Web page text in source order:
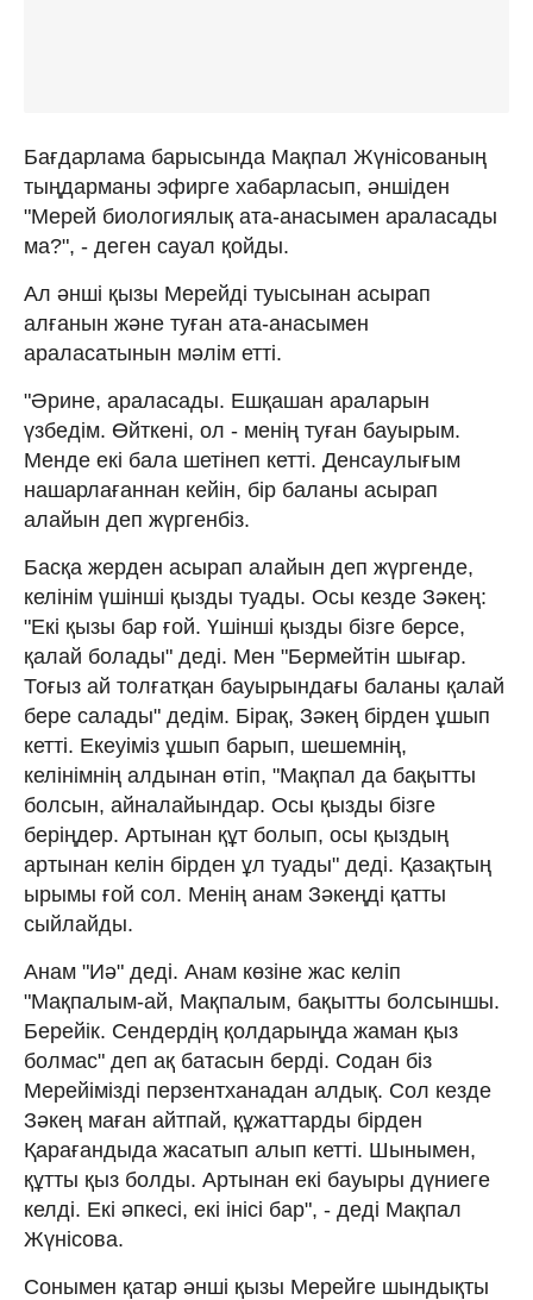
Бағдарлама барысында Мақпал Жүнісованың
тыңдарманы эфирге хабарласып, әншіден
"Мерей биологиялық ата-анасымен араласады
ма?", - деген сауал қойды.
Ал әнші қызы Мерейді туысынан асырап
алғанын және туған ата-анасымен
араласатынын мәлім етті.
"Әрине, араласады. Ешқашан араларын
үзбедім. Өйткені, ол - менің туған бауырым.
Менде екі бала шетінеп кетті. Денсаулығым
нашарлағаннан кейін, бір баланы асырап
алайын деп жүргенбіз.
Басқа жерден асырап алайын деп жүргенде,
келінім үшінші қызды туады. Осы кезде Зәкең:
"Екі қызы бар ғой. Үшінші қызды бізге берсе,
қалай болады" деді. Мен "Бермейтін шығар.
Тоғыз ай толғатқан бауырындағы баланы қалай
бере салады" дедім. Бірақ, Зәкең бірден ұшып
кетті. Екеуіміз ұшып барып, шешемнің,
келінімнің алдынан өтіп, "Мақпал да бақытты
болсын, айналайындар. Осы қызды бізге
беріңдер. Артынан құт болып, осы қыздың
артынан келін бірден ұл туады" деді. Қазақтың
ырымы ғой сол. Менің анам Зәкеңді қатты
сыйлайды.
Анам "Иә" деді. Анам көзіне жас келіп
"Мақпалым-ай, Мақпалым, бақытты болсыншы.
Берейік. Сендердің қолдарыңда жаман қыз
болмас" деп ақ батасын берді. Содан біз
Мерейімізді перзентханадан алдық. Сол кезде
Зәкең маған айтпай, құжаттарды бірден
Қарағандыда жасатып алып кетті. Шынымен,
құтты қыз болды. Артынан екі бауыры дүниеге
келді. Екі әпкесі, екі інісі бар", - деді Мақпал
Жүнісова.
Сонымен қатар әнші қызы Мерейге шындықты